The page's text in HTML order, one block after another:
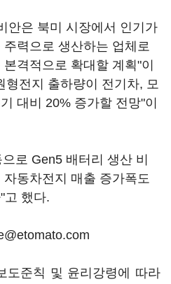
안은 북미 시장에서 인기가
력으로 생산하는 업체로
격적으로 확대할 계획"이
형전지 출하량이 전기차, 모
대비 20% 증가할 전망"이
로 Gen5 배터리 생산 비
동차전지 매출 증가폭도
고 했다.
도준칙 및 윤리강령에 따라